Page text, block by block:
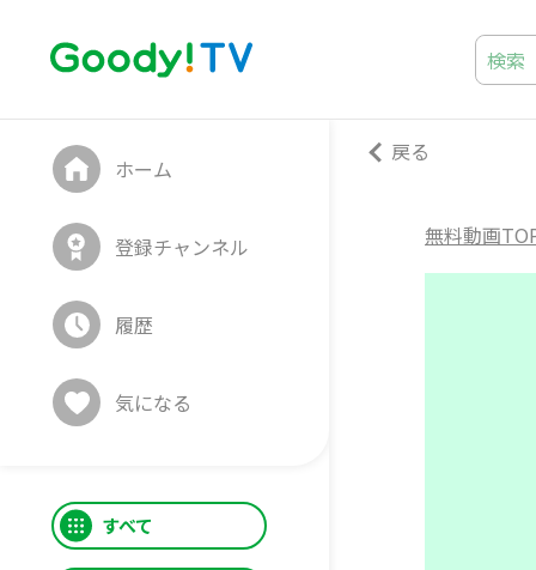
ホーム
登録チャンネル
履歴
気になる
すべて
戻る
無料動画